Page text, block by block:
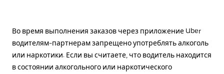
Во время выполнения заказов через приложение Uber
водителям-партнерам запрещено употреблять алкоголь
или наркотики. Если вы считаете, что водитель находится
в состоянии алкогольного или наркотического